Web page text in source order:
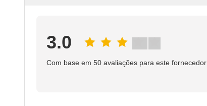
3.0
Com base em 50 avaliações para este fornecedor